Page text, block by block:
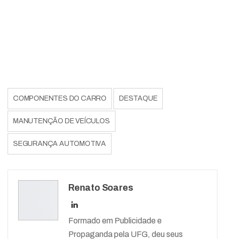
COMPONENTES DO CARRO DESTAQUE
MANUTENÇÃO DE VEÍCULOS
SEGURANÇA AUTOMOTIVA
Renato Soares
Formado em Publicidade e
Propaganda pela UFG, deu seus